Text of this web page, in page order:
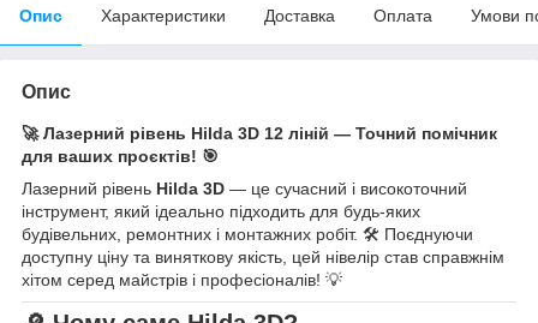
Опис Характеристики Доставка Оплата Умови
Опис
🚀 Лазерний рівень Hilda 3D 12 ліній — Точний помічник
для ваших проєктів! 🎯
Лазерний рівень Hilda 3D — це сучасний і високоточний
інструмент, який ідеально підходить для будь-яких
будівельних, ремонтних і монтажних робіт. 🛠️ Поєднуючи
доступну ціну та виняткову якість, цей нівелір став справжнім
хітом серед майстрів і професіоналів! 💡